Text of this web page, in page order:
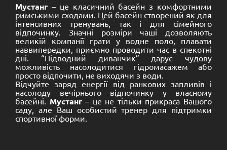
Мустанг – це класичний басейн з комфортними
римськими сходами. Цей басейн створений як для
інтенсивних тренувань, так і для сімейного
відпочинку. Значні розміри чаші дозволяють
великій компанії грати у водне поло, плавати
наввипередки, приємно проводити час в спекотні
дні. “Підводний диванчик” дарує чудову
можливість насолодитися гідромасажем або
просто відпочити, не виходячи з води.
Відчуйте заряд енергії від ранкових запливів і
насолоду вечірнього відпочинку у власному
басейні.Мустанг– це не тільки прикраса Вашого
саду, але Ваш особистий тренер для підтримки
спортивної форми.